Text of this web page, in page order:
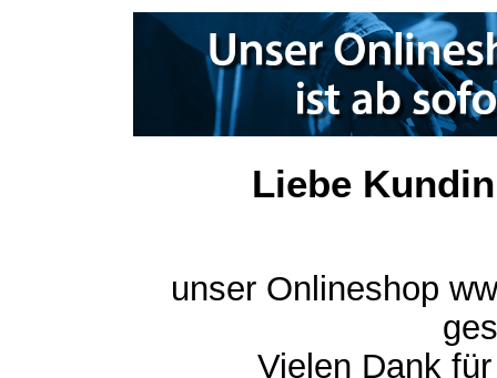
Liebe
unser Onlineshop
Vielen Dank